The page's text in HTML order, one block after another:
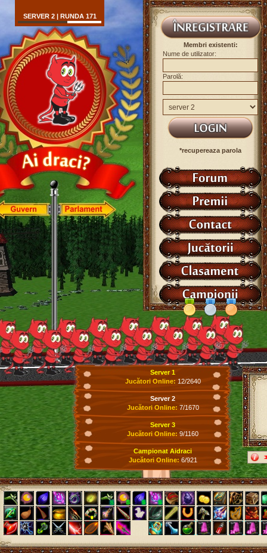
SERVER 2 | RUNDA 171
Membri existenti:
Nume de utilizator:
Parolă:
*recupereaza parola
Server 1
Jucători Online: 12/2640
Server 2
Jucători Online: 7/1670
Server 3
Jucători Online: 9/1160
Campionat Aidraci
Jucători Online: 6/921